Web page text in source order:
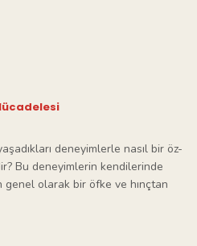
deneyimlerle nasıl bir öz-
Bu deneyimlerin kendilerinde
genel olarak bir öfke ve hınçtan